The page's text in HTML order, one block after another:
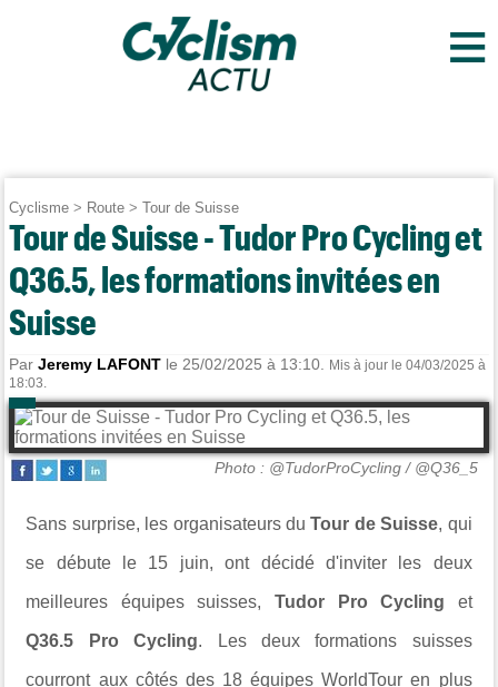
≡
Cyclisme > Route >Tour de Suisse
Tour de Suisse - Tudor Pro Cycling et
Q36.5, les formations invitées en
Suisse
ParJeremy LAFONT le 25/02/2025 à 13:10.
Mis à jour le 04/03/2025 à
18:03.
Photo : @TudorProCycling / @Q36_5
Sans surprise, les organisateurs duTour de Suisse, qui
se débute le 15 juin, ont décidé d'inviter les deux
meilleures équipes suisses, Tudor Pro Cycling et
Q36.5 Pro Cycling. Les deux formations suisses
courront aux côtés des 18 équipes WorldTour en plus